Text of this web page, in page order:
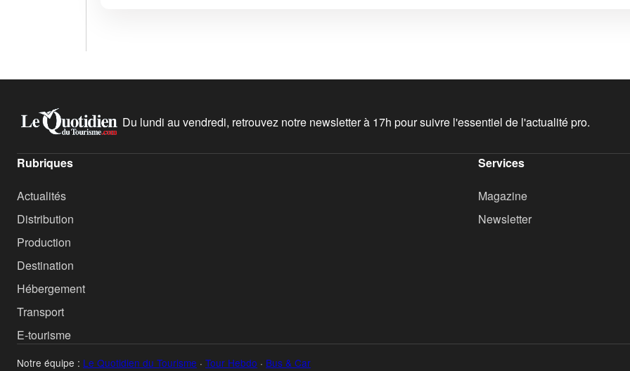
Du lundi au vendredi, retrouvez notre newsletter à 17h pour suivre l'essentiel de l'actualité pro.
Rubriques
Actualités
Distribution
Production
Destination
Hébergement
Transport
E-tourisme
Services
Magazine
Newsletter
Notre équipe : Le Quotidien du Tourisme · Tour Hebdo · Bus & Car